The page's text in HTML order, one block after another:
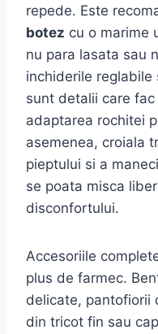
repede. Este
botez cu o marime
nu para lasata sau
inchiderile
sunt detalii care
adaptarea rochitei
asemenea, croiala
pieptului si a
se poata misca
disconfortului.
Accesoriile
plus de farmec.
delicate, pantofiorii
din tricot fin sau